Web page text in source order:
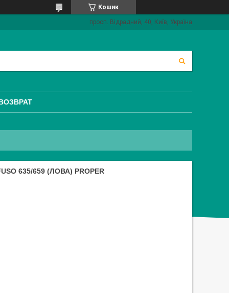
Кошик
просп. Відрадний, 40, Київ, Україна
635/659 (ЛОВА) PROPER